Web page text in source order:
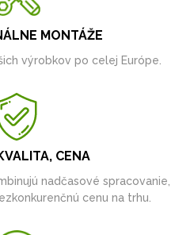
MONTÁŽE
výrobkov po celej Európe.
CENA
nadčasové spracovanie,
cenu na trhu.